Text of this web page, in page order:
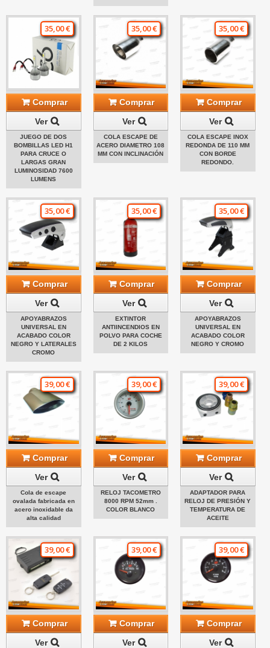
35,00 €
Comprar
Ver
JUEGO DE DOS
BOMBILLAS LED H1
PARA CRUCE O
LARGAS GRAN
LUMINOSIDAD 7600
LUMENS
35,00 €
Comprar
Ver
COLA ESCAPE DE
ACERO DIAMETRO 108
MM CON INCLINACIÓN
35,00 €
Comprar
Ver
COLA ESCAPE INOX
REDONDA DE 110 MM
CON BORDE
REDONDO.
35,00 €
Comprar
Ver
APOYABRAZOS
UNIVERSAL EN
ACABADO COLOR
NEGRO Y LATERALES
CROMO
35,00 €
Comprar
Ver
EXTINTOR
ANTIINCENDIOS EN
POLVO PARA COCHE
DE 2 KILOS
35,00 €
Comprar
Ver
APOYABRAZOS
UNIVERSAL EN
ACABADO COLOR
NEGRO Y CROMO
39,00 €
Comprar
Ver
Cola de escape
ovalada fabricada en
acero inoxidable da
alta calidad
39,00 €
Comprar
Ver
RELOJ TACOMETRO
8000 RPM 52mm .
COLOR BLANCO
39,00 €
Comprar
Ver
ADAPTADOR PARA
RELOJ DE PRESIÓN Y
TEMPERATURA DE
ACEITE
39,00 €
Comprar
Ver
39,00 €
Comprar
Ver
39,00 €
Comprar
Ver